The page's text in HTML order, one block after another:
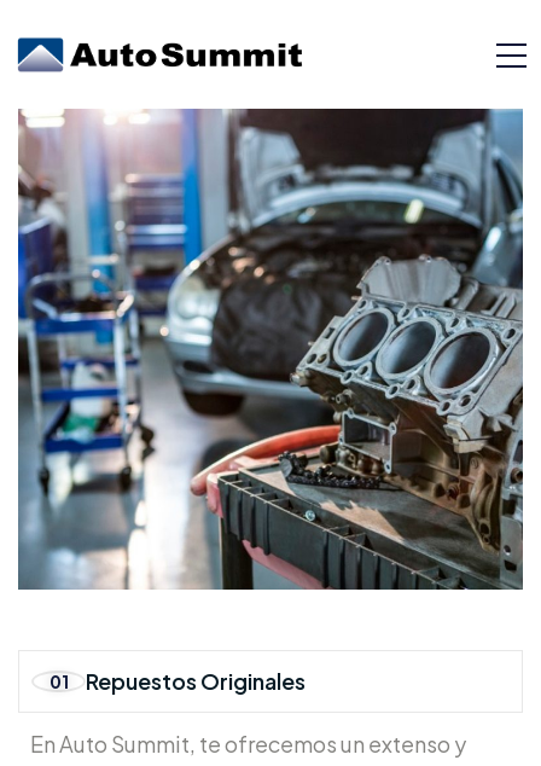
01 Repuestos Originales
En Auto Summit, te ofrecemos un extenso y